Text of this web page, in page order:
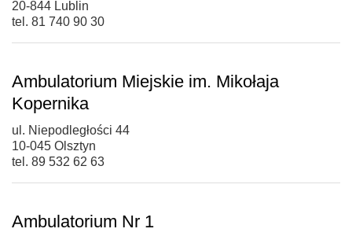
20-844 Lublin
tel. 81 740 90 30
Ambulatorium Miejskie im. Mikołaja
Kopernika
ul. Niepodległości 44
10-045 Olsztyn
tel. 89 532 62 63
Ambulatorium Nr 1